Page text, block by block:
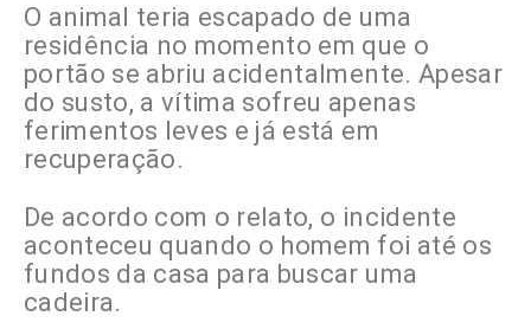
O animal teria escapado de uma
residência no momento em que o
portão se abriu acidentalmente. Apesar
do susto, a vítima sofreu apenas
ferimentos leves e já está em
recuperação.
De acordo com o relato, o incidente
aconteceu quando o homem foi até os
fundos da casa para buscar uma
cadeira.